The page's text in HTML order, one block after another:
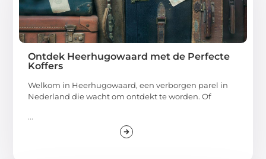
Ontdek Heerhugowaard met de Perfecte
Koffers
Welkom in Heerhugowaard, een verborgen parel in
Nederland die wacht om ontdekt te worden. Of
...